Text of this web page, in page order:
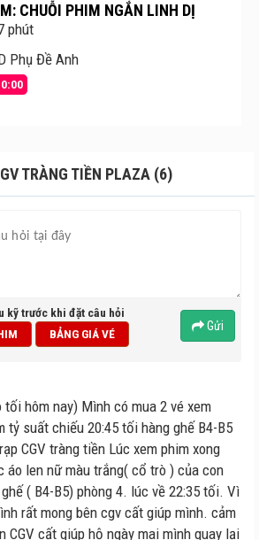
CHUỖI PHIM NGẮN LINH DỊ
phút
Phụ Đề Anh
TRÀNG TIỀN PLAZA (6)
kỹ trước khi đặt câu hỏi
BẢNG GIÁ VÉ
Gửi
hôm nay) Mình có mua 2 vé xem
tỷ suất chiếu 20:45 tối hàng ghế B4-B5
CGV tràng tiền Lúc xem phim xong
áo len nữ màu trắng( cổ trò ) của con
( B4-B5) phòng 4. lúc về 22:35 tối. Vì
rất mong bên cgv cất giúp mình. cảm
CGV cất giúp hộ ngày mai mình quay lại